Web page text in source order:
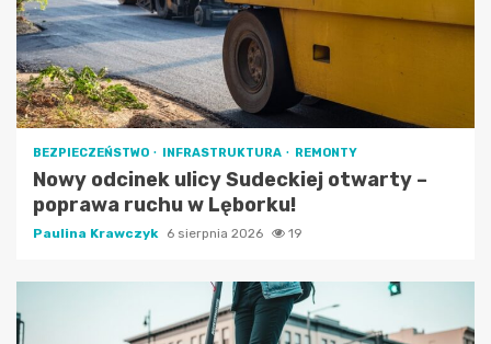
BEZPIECZEŃSTWO INFRASTRUKTURA REMONTY
Nowy odcinek ulicy Sudeckiej otwarty –
poprawa ruchu w Lęborku!
Paulina Krawczyk 6 sierpnia 2026 19